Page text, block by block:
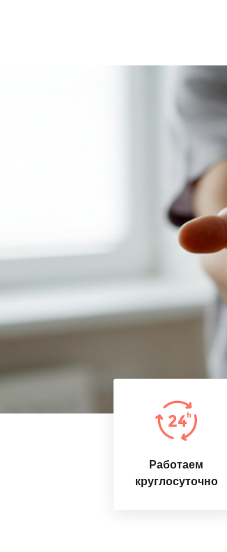
Работаем
круглосуточно